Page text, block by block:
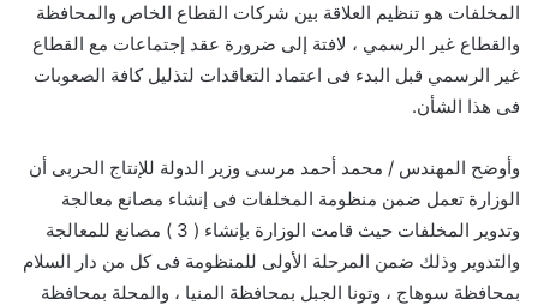
المخلفات هو تنظيم العلاقة بين شركات القطاع الخاص والمحافظة
والقطاع غير الرسمي ، لافتة إلى ضرورة عقد إجتماعات مع القطاع
غير الرسمي قبل البدء فى اعتماد التعاقدات لتذليل كافة الصعوبات
فى هذا الشأن.
وأوضح المهندس / محمد أحمد مرسى وزير الدولة للإنتاج الحربى أن
الوزارة تعمل ضمن منظومة المخلفات فى إنشاء مصانع معالجة
وتدوير المخلفات حيث قامت الوزارة بإنشاء ( 3 ) مصانع للمعالجة
والتدوير وذلك ضمن المرحلة الأولى للمنظومة فى كل من دار السلام
بمحافظة سوهاج ، وتونا الجبل بمحافظة المنيا ، والمحلة بمحافظة